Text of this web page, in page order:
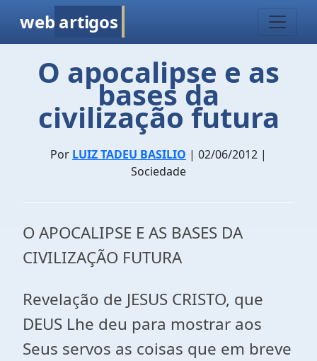
web artigos
O apocalipse e as
bases da
civilização futura
Por LUIZ TADEU BASILIO | 02/06/2012 |
Sociedade
O APOCALIPSE E AS BASES DA
CIVILIZAÇÃO FUTURA
Revelação de JESUS CRISTO, que
DEUS Lhe deu para mostrar aos
Seus servos as coisas que em breve